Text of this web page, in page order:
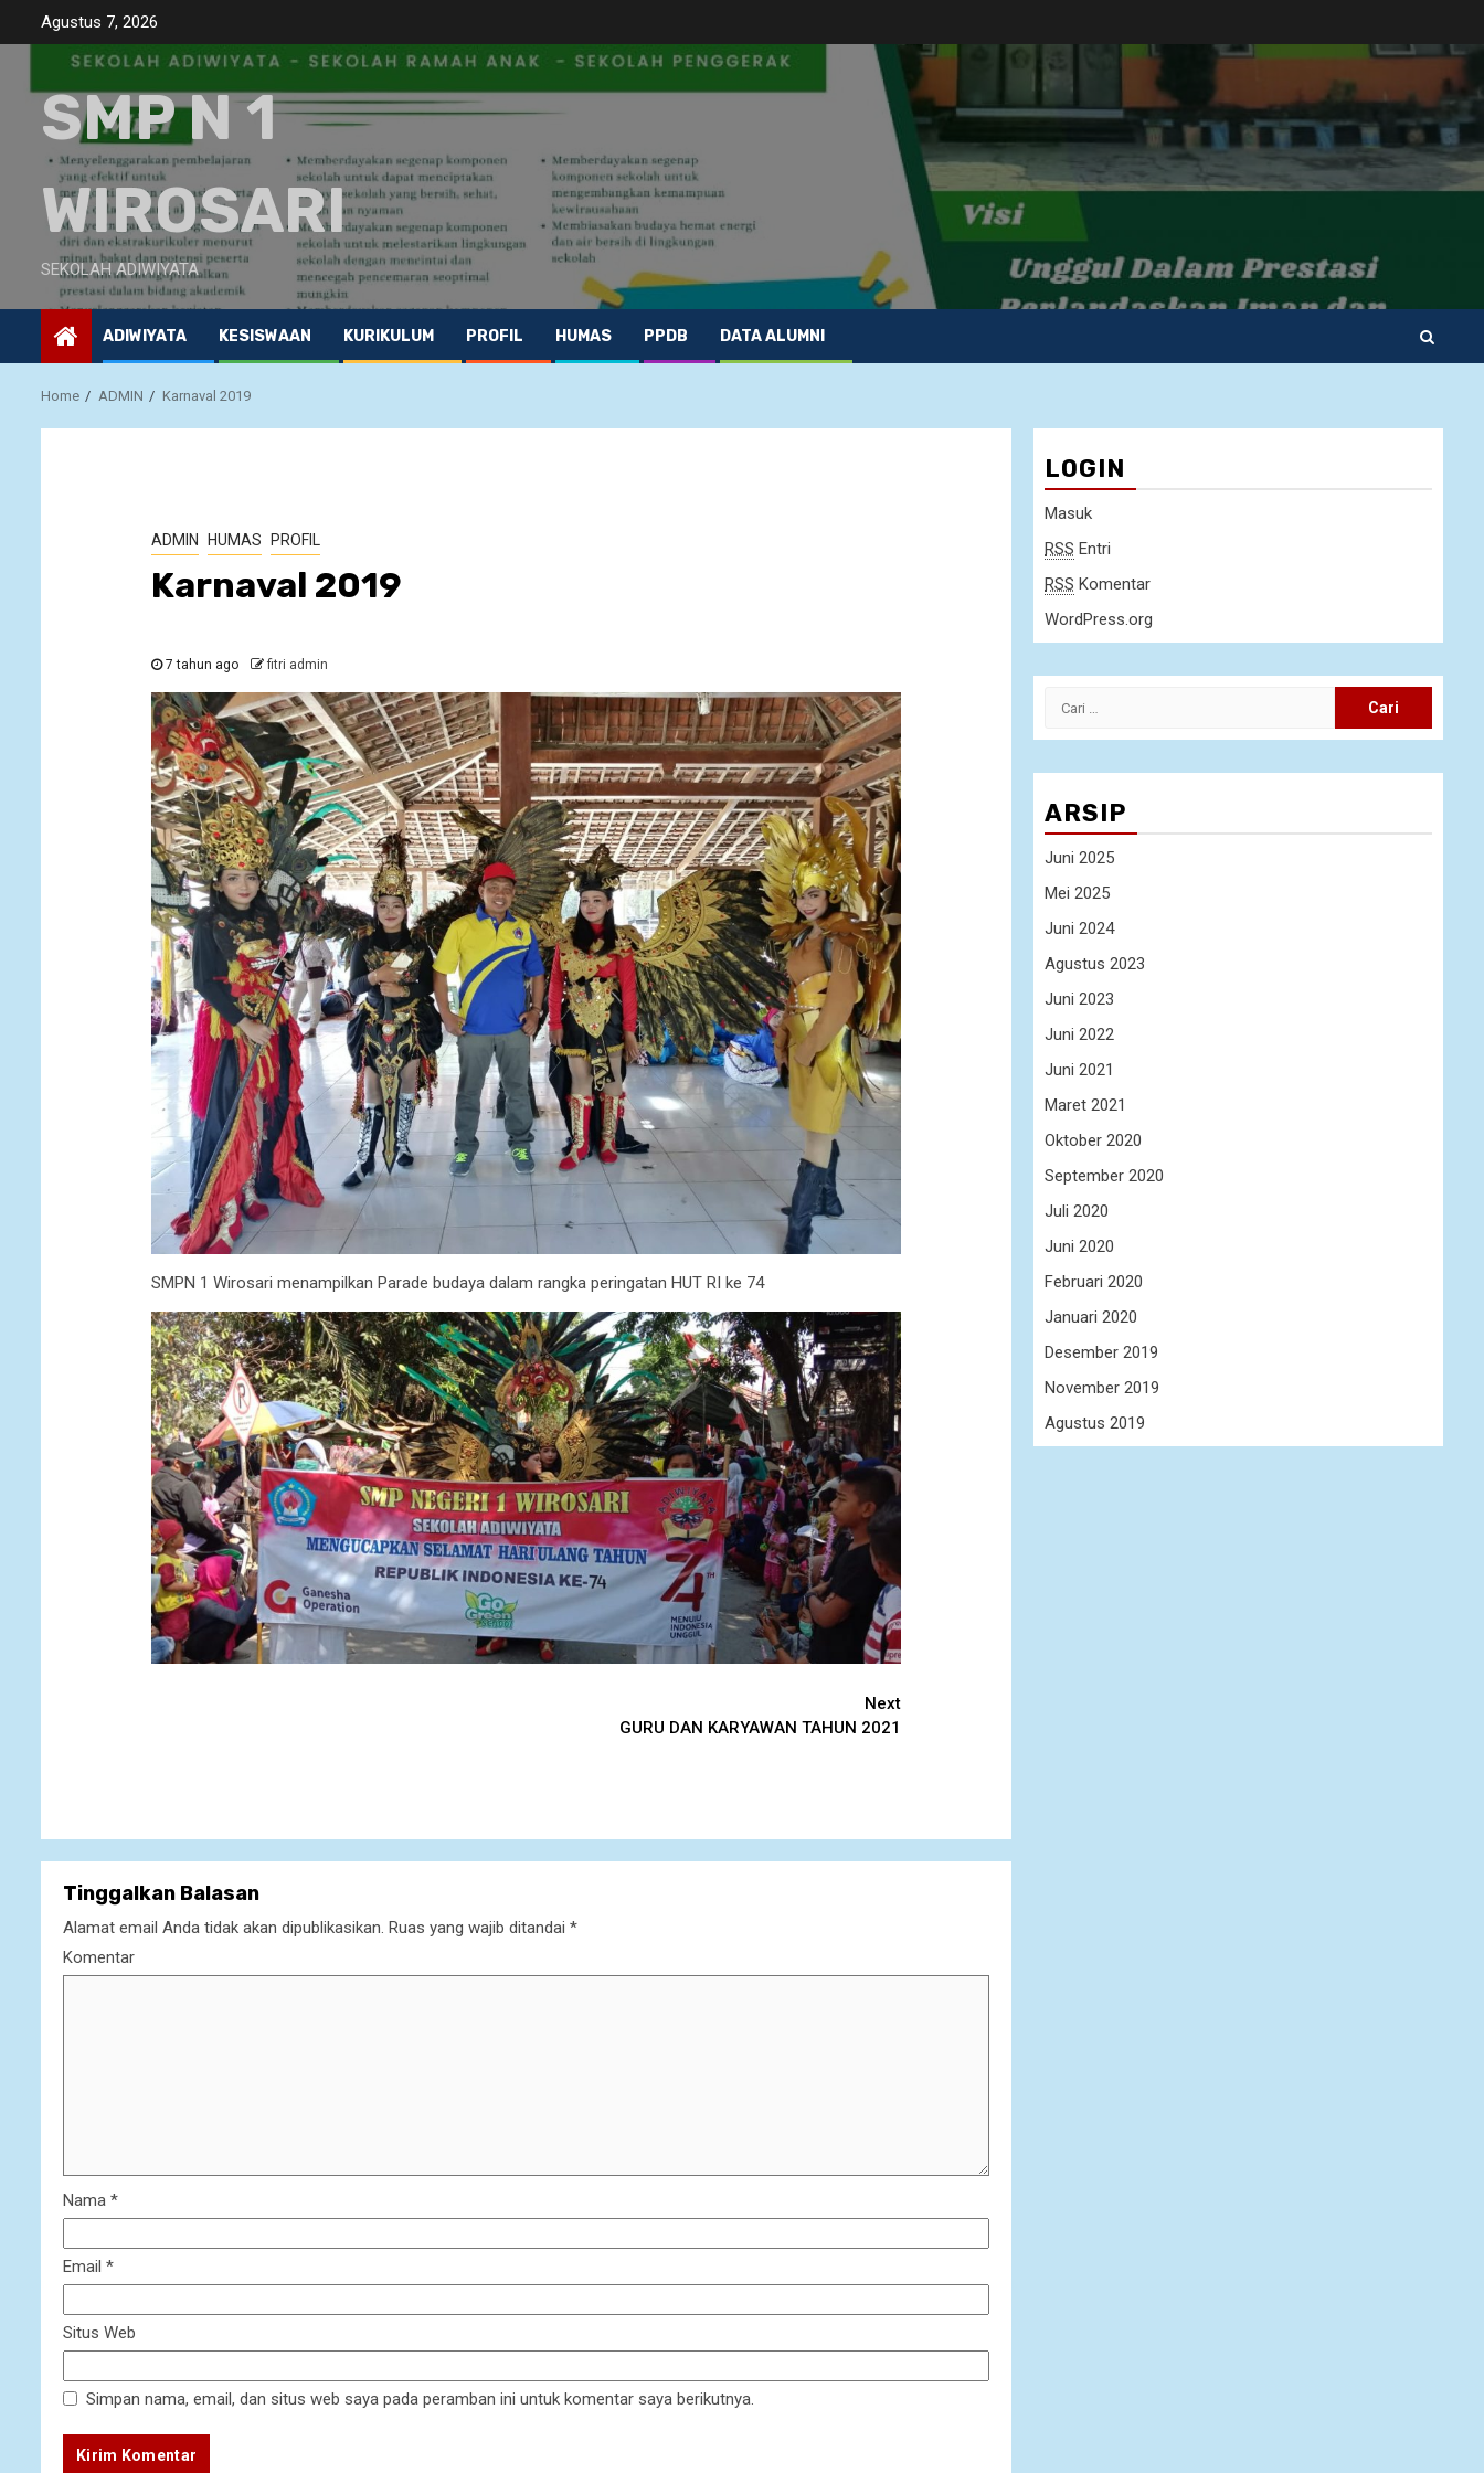
Agustus 7, 2026
SMP N 1
WIROSARI
SEKOLAH ADIWIYATA
ADIWIYATA KESISWAAN KURIKULUM PROFIL HUMAS PPDB DATA ALUMNI
Home ADMIN Karnaval 2019
ADMIN HUMAS PROFIL
Karnaval 2019
7 tahun ago fitri admin
SMPN 1 Wirosari menampilkan Parade budaya dalam rangka peringatan HUT RI ke 74
Next
GURU DAN KARYAWAN TAHUN 2021
Tinggalkan Balasan
Alamat email Anda tidak akan dipublikasikan. Ruas yang wajib ditandai *
Komentar
Nama *
Email *
Situs Web
Simpan nama, email, dan situs web saya pada peramban ini untuk komentar saya berikutnya.
LOGIN
Masuk
RSS Entri
RSS Komentar
WordPress.org
ARSIP
Juni 2025
Mei 2025
Juni 2024
Agustus 2023
Juni 2023
Juni 2022
Juni 2021
Maret 2021
Oktober 2020
September 2020
Juli 2020
Juni 2020
Februari 2020
Januari 2020
Desember 2019
November 2019
Agustus 2019